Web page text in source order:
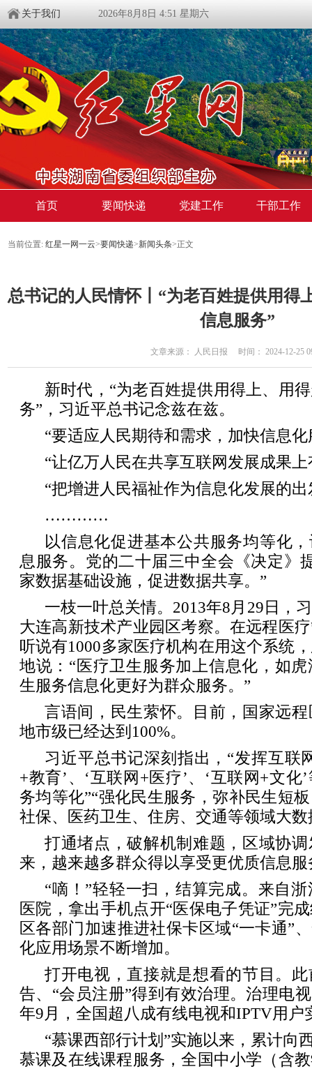
关于我们 2026年8月8日 4:51 星期六
首页 要闻快递 党建工作 干部工作
当前位置: 红星一网一云>要闻快递>新闻头条>正文
总书记的人民情怀丨“为老百姓提供用得
信息服务”
文章来源： 人民日报 时间： 2024-12-25
新时代，“为老百姓提供用得上、用
务”，习近平总书记念兹在兹。
“要适应人民期待和需求，加快信息
“让亿万人民在共享互联网发展成果
“把增进人民福祉作为信息化发展的
…………
以信息化促进基本公共服务均等化
息服务。党的二十届三中全会《决定》
家数据基础设施，促进数据共享。”
一枝一叶总关情。2013年8月29日，
大连高新技术产业园区考察。在远程医
听说有1000多家医疗机构在用这个系统
地说：“医疗卫生服务加上信息化，如
生服务信息化更好为群众服务。”
言语间，民生萦怀。目前，国家远
地市级已经达到100%。
习近平总书记深刻指出，“发挥互联
+教育’、‘互联网+医疗’、‘互联网+文化
务均等化”“强化民生服务，弥补民生短
社保、医药卫生、住房、交通等领域大数
打通堵点，破解机制难题，区域协
来，越来越多群众得以享受更优质信息服
“嘀！”轻轻一扫，结算完成。来自
医院，拿出手机点开“医保电子凭证”完
区各部门加速推进社保卡区域“一卡通”
化应用场景不断增加。
打开电视，直接就是想看的节目。
告、“会员注册”得到有效治理。治理电
年9月，全国超八成有线电视和IPTV用户
“慕课西部行计划”实施以来，累计向
慕课及在线课程服务，全国中小学（含